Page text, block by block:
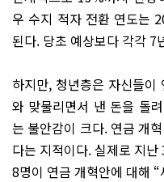
우 수지 적자 전환 연도는
된다. 당초 예상보다 각각 7
하지만, 청년층은 자신들이
와 맞물리면서 낸 돈을 돌
는 불안감이 크다. 연금 개
다는 지적이다. 실제로 지
8명이 연금 개혁안에 대해